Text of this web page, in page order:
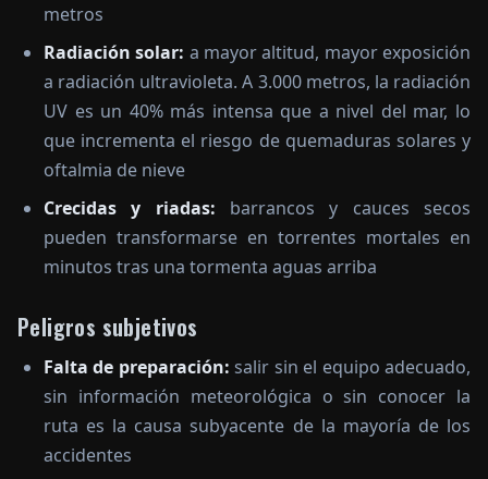
metros
Radiación solar: a mayor altitud, mayor exposición
a radiación ultravioleta. A 3.000 metros, la radiación
UV es un 40% más intensa que a nivel del mar, lo
que incrementa el riesgo de quemaduras solares y
oftalmia de nieve
Crecidas y riadas: barrancos y cauces secos
pueden transformarse en torrentes mortales en
minutos tras una tormenta aguas arriba
Peligros subjetivos
Falta de preparación: salir sin el equipo adecuado,
sin información meteorológica o sin conocer la
ruta es la causa subyacente de la mayoría de los
accidentes